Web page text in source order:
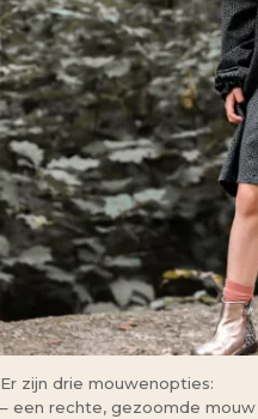
Er zijn drie mouwenopties:
– een rechte, gezoomde mouw